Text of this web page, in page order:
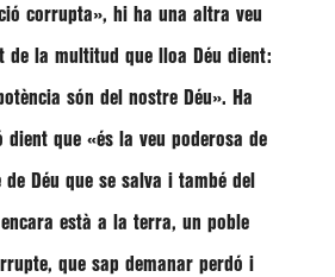
corrupta», hi ha una altra veu
de la multitud que lloa Déu dient:
són del nostre Déu». Ha
dient que «és la veu poderosa de
de Déu que se salva i també del
està a la terra, un poble
que sap demanar perdó i